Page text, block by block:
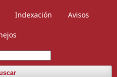
Indexación Avisos